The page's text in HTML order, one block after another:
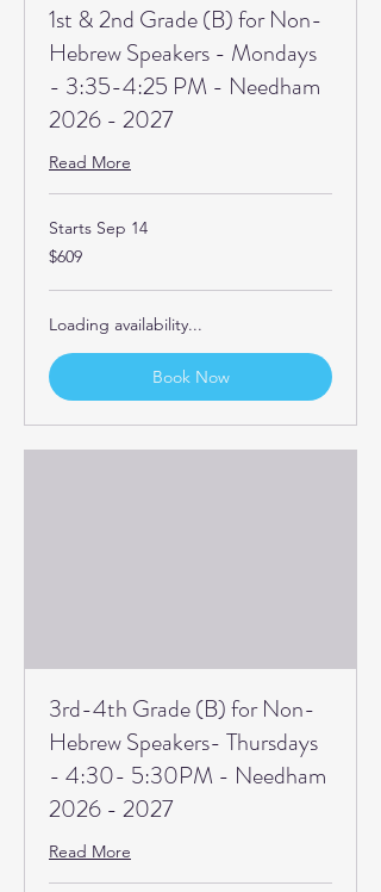
1st & 2nd Grade (B) for Non-
Hebrew Speakers - Mondays
- 3:35-4:25 PM - Needham
2026 - 2027
Read More
Starts Sep 14
609
US
$609
Loading availability...
Book Now
3rd-4th Grade (B) for Non-
Hebrew Speakers- Thursdays
- 4:30- 5:30PM - Needham
2026 - 2027
Read More